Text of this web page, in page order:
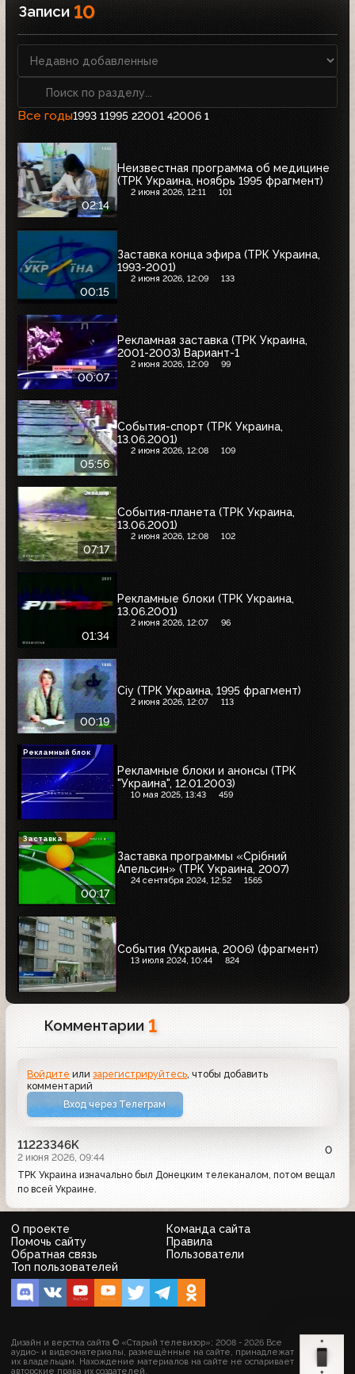
Записи 10
Все годы1993 11995 22001 42006 1
02:14
Неизвестная программа об медицине
(ТРК Украина, ноябрь 1995 фрагмент)
2 июня 2026, 12:11 101
00:15
Заставка конца эфира (ТРК Украина,
1993-2001)
2 июня 2026, 12:09 133
00:07
Рекламная заставка (ТРК Украина,
2001-2003) Вариант-1
2 июня 2026, 12:09 99
05:56
События-спорт (ТРК Украина,
13.06.2001)
2 июня 2026, 12:08 109
07:17
События-планета (ТРК Украина,
13.06.2001)
2 июня 2026, 12:08 102
01:34
Рекламные блоки (ТРК Украина,
13.06.2001)
2 июня 2026, 12:07 96
00:19
Сіу (ТРК Украина, 1995 фрагмент)
2 июня 2026, 12:07 113
Рекламные блоки и анонсы (ТРК
"Украина", 12.01.2003)
10 мая 2025, 13:43 459
Рекламный блок
00:17
Заставка программы «Срібний
Апельсин» (ТРК Украина, 2007)
24 сентября 2024, 12:52 1565
Заставка
События (Украина, 2006) (фрагмент)
13 июля 2024, 10:44 824
Комментарии 1
Войдите илизарегистрируйтесь , чтобы добавить
комментарий
Вход через Телеграм
11223346K
2 июня 2026, 09:44
0
ТРК Украина изначально был Донецким телеканалом, потом вещал
по всей Украине.
О проекте
Команда сайта
Помочь сайту
Правила
Обратная связь
Пользователи
Топ пользователей
Дизайн и верстка сайта © «Старый телевизор»; 2008 - 2026 Все
аудио- и видеоматериалы, размещённые на сайте, принадлежат
их владельцам. Нахождение материалов на сайте не оспаривает
авторские права их создателей.